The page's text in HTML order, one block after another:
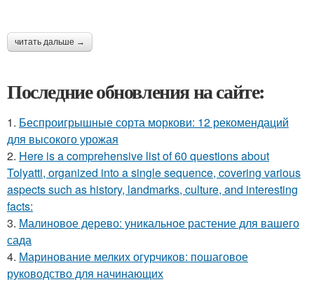
читать дальше →
Последние обновления на сайте:
1. Беспроигрышные сорта моркови: 12 рекомендаций
для высокого урожая
2. Here is a comprehensive list of 60 questions about
Tolyatti, organized into a single sequence, covering various
aspects such as history, landmarks, culture, and interesting
facts:
3. Малиновое дерево: уникальное растение для вашего
сада
4. Маринование мелких огурчиков: пошаговое
руководство для начинающих